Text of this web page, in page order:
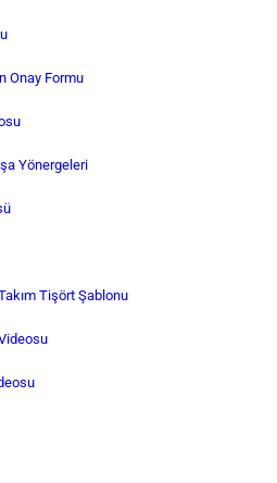
Onay Formu
Yönergeleri
Tişört Şablonu